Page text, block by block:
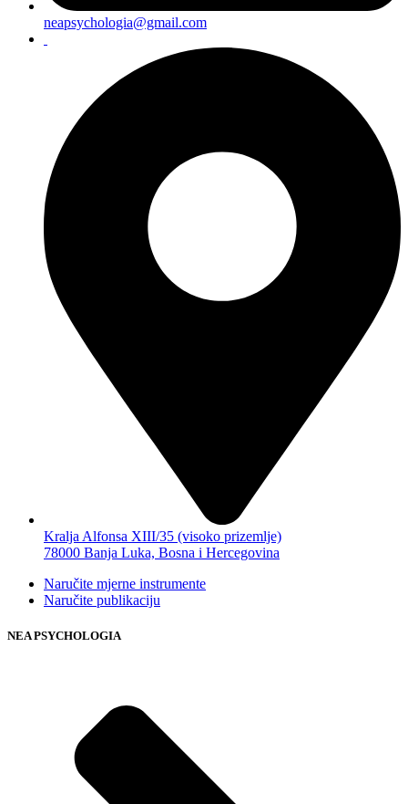
neapsychologia@gmail.com
Kralja Alfonsa XIII/35 (visoko prizemlje)
78000 Banja Luka, Bosna i Hercegovina
Naručite mjerne instrumente
Naručite publikaciju
NEA PSYCHOLOGIA